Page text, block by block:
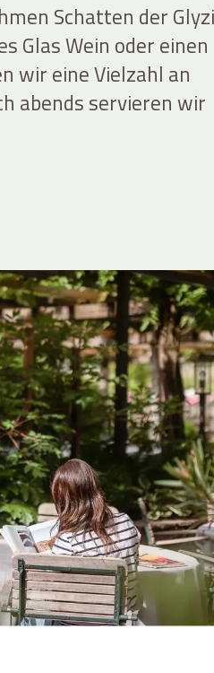
Schatten der
Glas Wein oder einen
wir eine Vielzahl an
abends servieren wir